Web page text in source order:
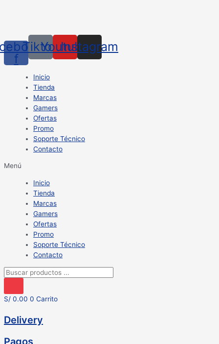
f
TiktokYoutube
Instagram
Inicio
Tienda
Marcas
Gamers
Ofertas
Promo
Soporte Técnico
Contacto
Menú
Inicio
Tienda
Marcas
Gamers
Ofertas
Promo
Soporte Técnico
Contacto
Búsqueda
productos
S/ 0.00 0 Carrito
Delivery
Pagos